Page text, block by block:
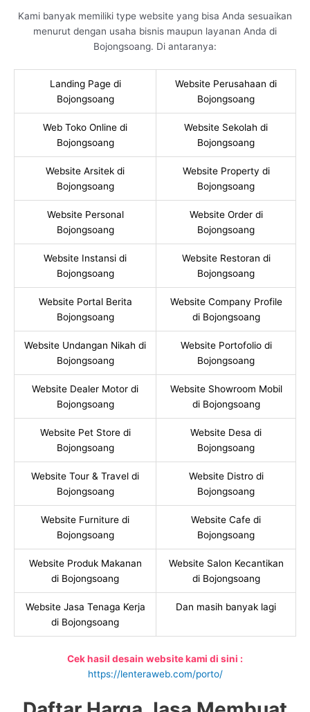
Kami banyak memiliki type website yang bisa Anda sesuaikan
menurut dengan usaha bisnis maupun layanan Anda di
Bojongsoang. Di antaranya:
Landing Page di
Bojongsoang
Website Perusahaan di
Bojongsoang
Web Toko Online di
Bojongsoang
Website Sekolah di
Bojongsoang
Website Arsitek di
Bojongsoang
Website Property di
Bojongsoang
Website Personal
Bojongsoang
Website Order di
Bojongsoang
Website Instansi di
Bojongsoang
Website Restoran di
Bojongsoang
Website Portal Berita
Bojongsoang
Website Company Profile
di Bojongsoang
Website Undangan Nikah di
Bojongsoang
Website Portofolio di
Bojongsoang
Website Dealer Motor di
Bojongsoang
Website Showroom Mobil
di Bojongsoang
Website Pet Store di
Bojongsoang
Website Desa di
Bojongsoang
Website Tour & Travel di
Bojongsoang
Website Distro di
Bojongsoang
Website Furniture di
Bojongsoang
Website Cafe di
Bojongsoang
Website Produk Makanan
di Bojongsoang
Website Salon Kecantikan
di Bojongsoang
Website Jasa Tenaga Kerja
di Bojongsoang
Dan masih banyak lagi
Cek hasil desain website kami di sini :
https://lenteraweb.com/porto/